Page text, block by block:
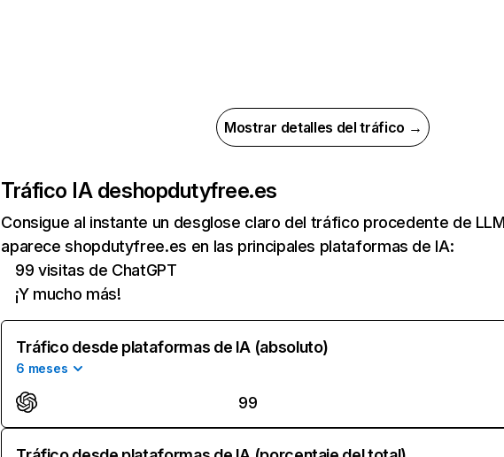
Mostrar detalles del tráfico →
Tráfico IA deshopdutyfree.es
Consigue al instante un desglose claro del tráfico procedente de
aparece shopdutyfree.es en las principales plataformas de IA:
99 visitas de ChatGPT
¡Y mucho más!
Tráfico desde plataformas de IA (absoluto)
6 meses
99